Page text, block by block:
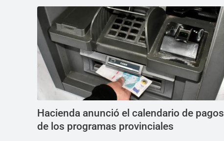
Hacienda anunció el calendario de pagos
de los programas provinciales